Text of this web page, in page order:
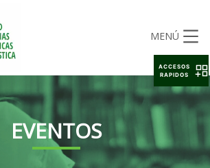
MENÚ
EVENTOS
ACCESOS
RAPIDOS